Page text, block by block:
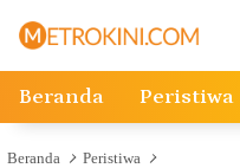
Beranda Peristiwa
Beranda Peristiwa